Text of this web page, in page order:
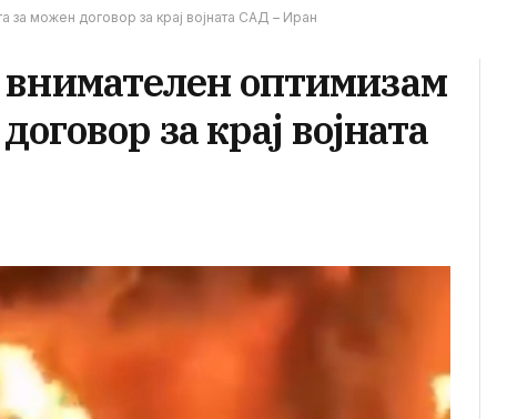
за можен договор за крај војната САД – Иран
внимателен оптимизам
за крај војната